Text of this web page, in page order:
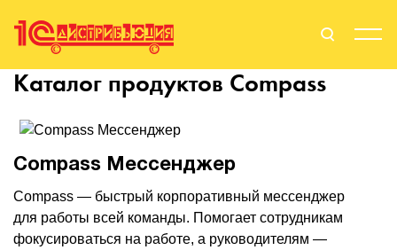
Стать Партнером
О нас
Каталог продуктов Compass
Compass Мессенджер
Compass — быстрый корпоративный мессенджер
для работы всей команды. Помогает сотрудникам
фокусироваться на работе, а руководителям —